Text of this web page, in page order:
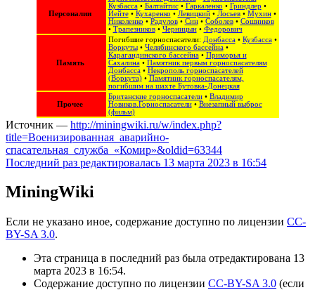
Персоналии
Кузбасса• Балтайтис• Гаркаленко • Гриндлер •
Иейте• Кухаренко • Левицкий• Лосьев• Мухин•
Николенко • Радулов• Син• Соболев• Сошников
• Трапезников• Черницын• Федорович
Память
Погибшие горноспасатели: Донбасса• Кузбасса•
Воркуты• Челябинского бассейна•
Карагандинского бассейна• Приморья и
Сахалина• Памятник первым горноспасателям
Донбасса• Некрополь горноспасателей
(Воркута)• Памятник горноспасателям,
погибшим на шахте Бутовка-Донецкая
Прочее
Британские горноспасатели• Владимир
Новиков.Горноспасатели• Внезапный выброс
(фильм)
Источник — http://miningwiki.ru/w/index.php?
title=Военизированная_аварийно-
спасательная_служба_«Комир»&oldid=63344
Последний раз редактировалась 13 марта 2023 в 16:54
MiningWiki
Если не указано иное, содержание доступно по лицензии CC-
BY-SA 3.0.
Эта страница в последний раз была отредактирована 13
марта 2023 в 16:54.
Содержание доступно по лицензии CC-BY-SA 3.0 (если